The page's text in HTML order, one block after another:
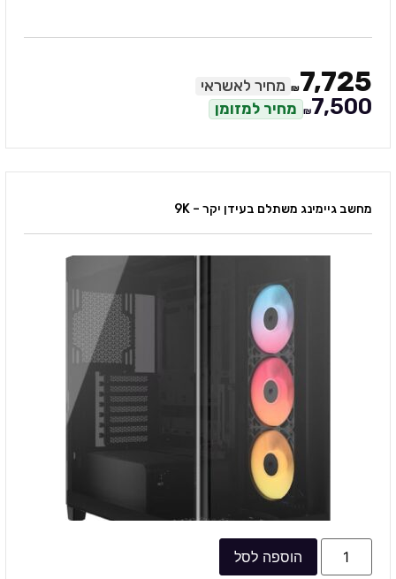
₪7,725 מחיר לאשראי
₪7,500 מחיר למזומן
מחשב גיימינג משתלם בעידן יקר – 9K
הוספה לסל